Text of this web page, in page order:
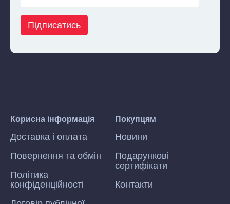
Підписатись
Покупцям
Новини
Подарункові
сертифікати
Контакти
Корисна інформація
Доставка і оплата
Повернення та обмін
Політика
конфіденційності